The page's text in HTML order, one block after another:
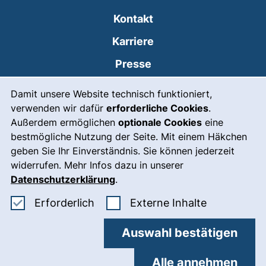
Damit unsere Website technisch funktioniert,
verwenden wir dafür erforderliche Cookies.
Außerdem ermöglichen optionale Cookies eine
bestmögliche Nutzung der Seite. Mit einem Häkchen
geben Sie Ihr Einverständnis. Sie können jederzeit
widerrufen. Mehr Infos dazu in unserer
Datenschutzerklärung.
Erforderlich Erforderliche Cookies akzeptieren
Externe Inhalte: Externe
Auswahl bestätigen
Alle annehmen
Kontakt
Karriere
Presse
Leichte Sprache
Gebärdensprache
Notfall(externer Link, öffnet
Impressum
Barrierefreiheit
Datenschutz